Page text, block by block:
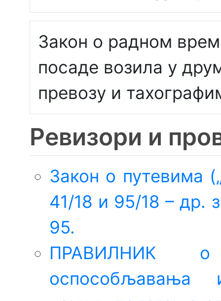
Закон о радном
посаде возила у
превозу и
Ревизори и
Закон о путевима
41/18 и 95/18 – др.
95.
ПРАВИЛНИК о